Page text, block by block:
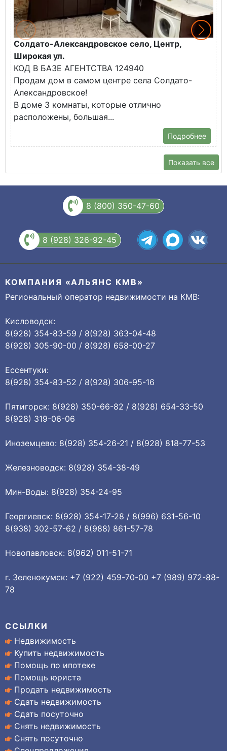
Солдато-Александровское село, Центр,
Широкая ул.
КОД В БАЗЕ АГЕНТСТВА 124940
Продам дом в самом центре села Солдато-
Александровское!
В доме 3 комнаты, которые отлично
расположены, большая...
Подробнее
Показать все
8 (800) 350-47-60
8 (928) 326-92-45
КОМПАНИЯ «АЛЬЯНС КМВ»
Региональный оператор недвижимости на КМВ:
Кисловодск:
8(928) 354-83-59 / 8(928) 363-04-48
8(928) 305-90-00 / 8(928) 658-00-27
Ессентуки:
8(928) 354-83-52 / 8(928) 306-95-16
Пятигорск: 8(928) 350-66-82 / 8(928) 654-33-50
8(928) 319-06-06
Иноземцево: 8(928) 354-26-21 / 8(928) 818-77-53
Железноводск: 8(928) 354-38-49
Мин-Воды: 8(928) 354-24-95
Георгиевск: 8(928) 354-17-28 / 8(996) 631-56-10
8(938) 302-57-62 / 8(988) 861-57-78
Новопавловск: 8(962) 011-51-71
г. Зеленокумск: +7 (922) 459-70-00 +7 (989) 972-88-
78
ССЫЛКИ
Недвижимость
Купить недвижимость
Помощь по ипотеке
Помощь юриста
Продать недвижимость
Сдать недвижимость
Сдать посуточно
Снять недвижимость
Снять посуточно